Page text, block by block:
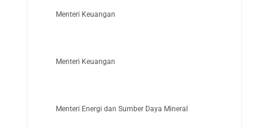
Menteri Keuangan
Menteri Keuangan
Menteri Energi dan Sumber Daya Mineral